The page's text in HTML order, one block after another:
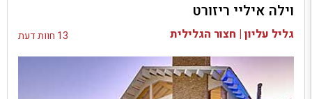
בדיקת זמינות ומחירים
וילה איליי ריזורט
גליל עליון | חצור הגלילית 13 חוות דעת